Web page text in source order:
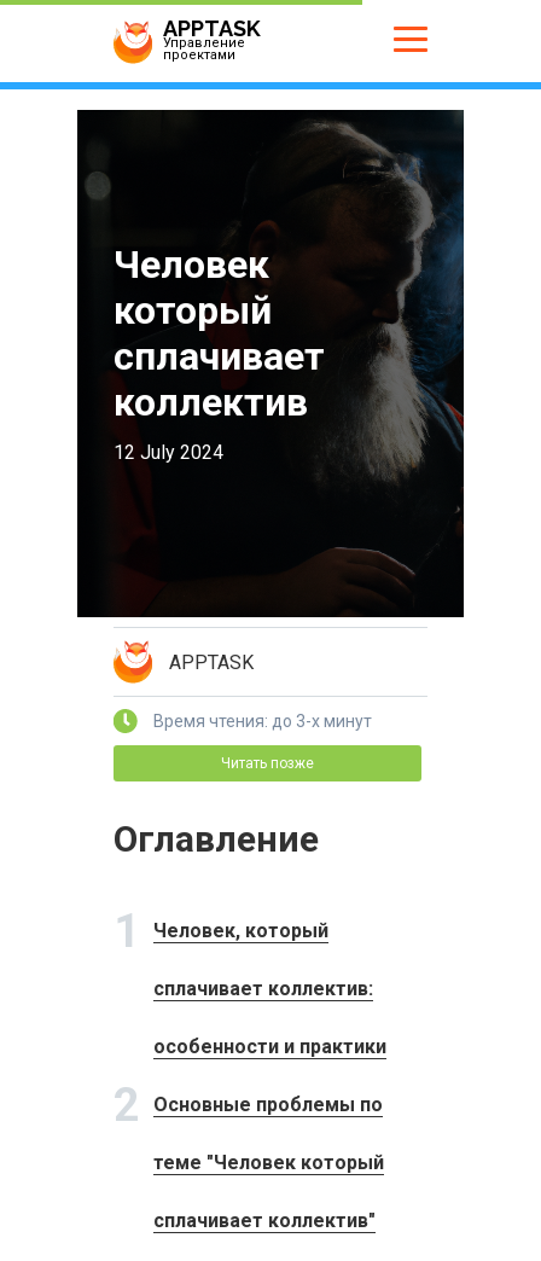
APPTASK
Управление
проектами
Человек
который
сплачивает
коллектив
12 July 2024
APPTASK
Время чтения: до 3-х минут
Читать позже
Оглавление
1 Человек, который
сплачивает коллектив:
особенности и практики
2 Основные проблемы по
теме "Человек который
сплачивает коллектив"